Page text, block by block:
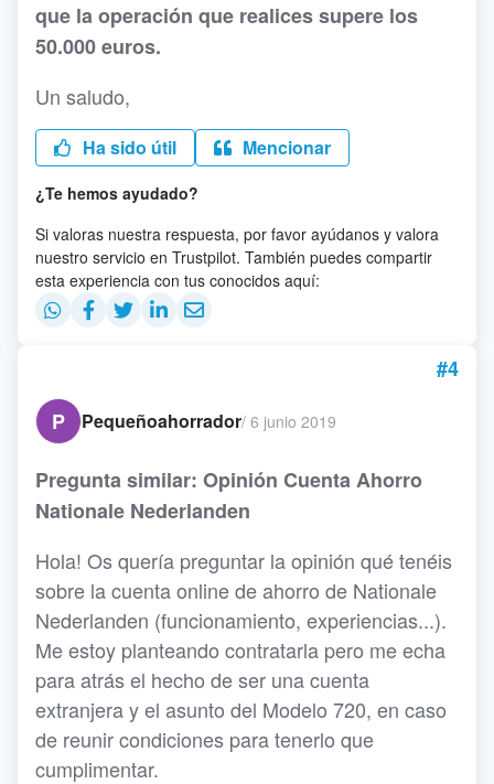
que la operación que realices supere los
50.000 euros.
Un saludo,
Ha sido útil Mencionar
¿Te hemos ayudado?
Si valoras nuestra respuesta, por favor ayúdanos y valora
nuestro servicio en Trustpilot. También puedes compartir
esta experiencia con tus conocidos aquí:
#4
P
Pequeñoahorrador/ 6 junio 2019
Pregunta similar: Opinión Cuenta Ahorro
Nationale Nederlanden
Hola! Os quería preguntar la opinión qué tenéis
sobre la cuenta online de ahorro de Nationale
Nederlanden (funcionamiento, experiencias...).
Me estoy planteando contratarla pero me echa
para atrás el hecho de ser una cuenta
extranjera y el asunto del Modelo 720, en caso
de reunir condiciones para tenerlo que
cumplimentar.